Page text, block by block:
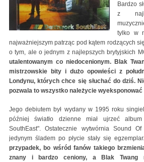
Bardzo
z
tylko w
najważniejszym patrząc pod kątem rodzących
o tym, ale o jednym z najlepszych brytyjskich
utalentowanym co niedocenionym. Blak
mistrzowskie bity i dużo opowieści z
Londynu, których chce się słuchać do dziś.
pozwala to wszystko należycie
Jego debiutem był wydany w 1995 roku
później światło dzienne miał ujrzeć album
SouthEast". Ostatecznie wytwórnia Sound
jedynym śladem po płycie stały się
przypadek, bo wśród fanów takiego
znany i bardzo ceniony, a Blak Twang